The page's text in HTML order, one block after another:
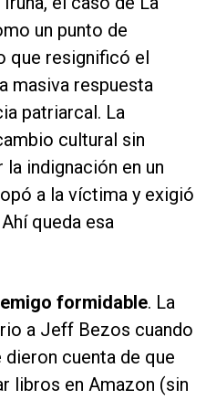
un punto de
que resignificó el
masiva respuesta
patriarcal. La
cultural sin
indignación en un
a la víctima y exigió
queda esa
formidable. La
a Jeff Bezos cuando
cuenta de que
libros en Amazon (sin